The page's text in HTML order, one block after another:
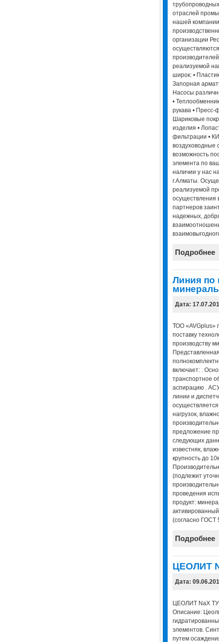
отраслей
нашей
организации
реализуемой
широк: •
Запорная
Насосы
•
рукава • Пресс-
Шариковые
изделия •
фильтрации •
воздуховодные
возможность
элемента по
наличии у нас
г.Алматы.
реализуемой
партнеров
надежных,
Подробнее
Линия по
Дата:
ТОО «AVGplus»
поставку
производству
включает: .
транспортное
аспирацию .
линии и
нагрузок,
предложение
следующих
известняк,
крупность до
(подлежит
проведения
продукт:
(согласно ГОСТ
Подробнее
ЦЕОЛИТ
Дата:
ЦЕОЛИТ NaX
Описание:
элементов.
путем